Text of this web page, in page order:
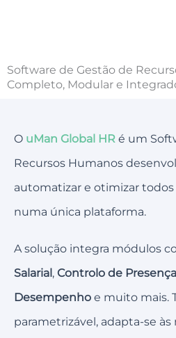
Software de Gestão de
Completo, Modular e
O uMan Global HR é um
Recursos Humanos
automatizar e otimizar todos
numa única plataforma.
A solução integra módulos
Salarial, Controlo de
Desempenho e muito mais.
parametrizável, adapta-se às